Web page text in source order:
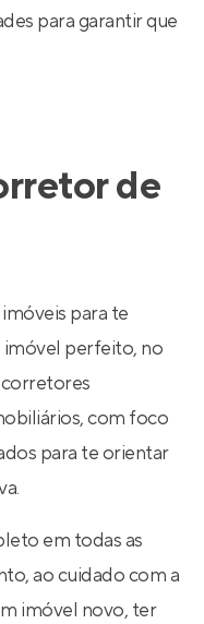
para garantir que
de
para te
imóvel perfeito, no
com foco
para te orientar
em todas as
ao cuidado com a
imóvel novo, ter